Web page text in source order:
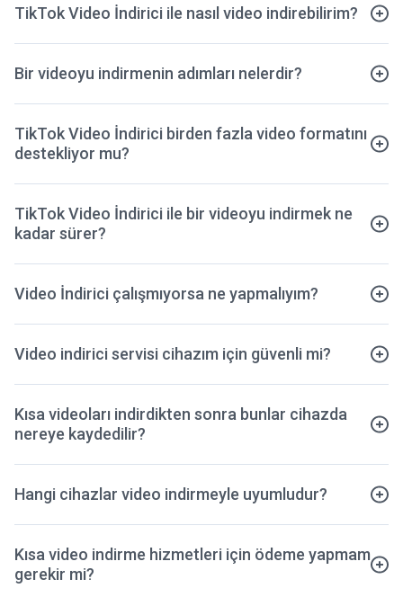
TikTok Video İndirici ile nasıl video indirebilirim?
Bir videoyu indirmenin adımları nelerdir?
TikTok Video İndirici birden fazla video formatını
destekliyor mu?
TikTok Video İndirici ile bir videoyu indirmek ne
kadar sürer?
Video İndirici çalışmıyorsa ne yapmalıyım?
Video indirici servisi cihazım için güvenli mi?
Kısa videoları indirdikten sonra bunlar cihazda
nereye kaydedilir?
Hangi cihazlar video indirmeyle uyumludur?
Kısa video indirme hizmetleri için ödeme yapmam
gerekir mi?